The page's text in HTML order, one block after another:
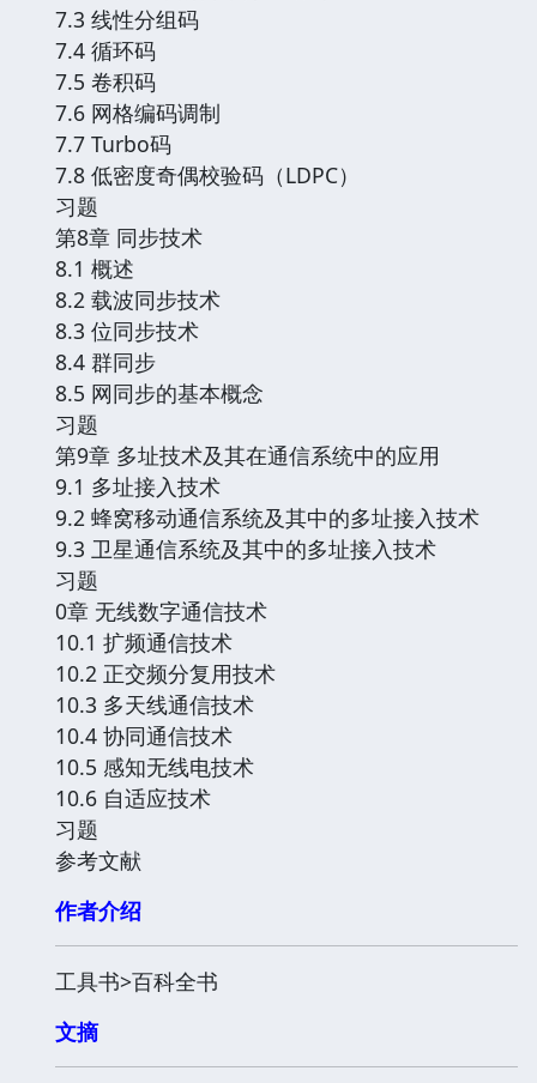
7.3 线性分组码
7.4 循环码
7.5 卷积码
7.6 网格编码调制
7.7 Turbo码
7.8 低密度奇偶校验码（LDPC）
习题
第8章 同步技术
8.1 概述
8.2 载波同步技术
8.3 位同步技术
8.4 群同步
8.5 网同步的基本概念
习题
第9章 多址技术及其在通信系统中的应用
9.1 多址接入技术
9.2 蜂窝移动通信系统及其中的多址接入技术
9.3 卫星通信系统及其中的多址接入技术
习题
0章 无线数字通信技术
10.1 扩频通信技术
10.2 正交频分复用技术
10.3 多天线通信技术
10.4 协同通信技术
10.5 感知无线电技术
10.6 自适应技术
习题
参考文献
作者介绍
工具书>百科全书
文摘